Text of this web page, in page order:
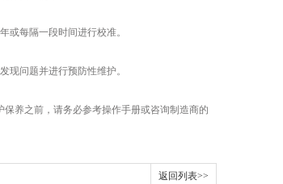
每隔一段时间进行校准。
问题并进行预防性维护。
养之前，请务必参考操作手册或咨询制造商的
返回列表>>